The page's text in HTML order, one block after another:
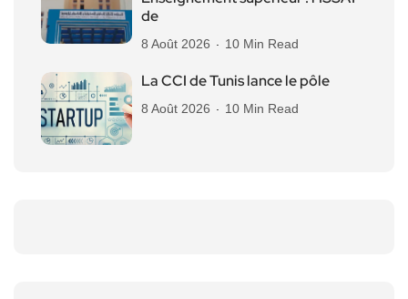
de
8 Août 2026 10 Min Read
La CCI de Tunis lance le pôle
8 Août 2026 10 Min Read